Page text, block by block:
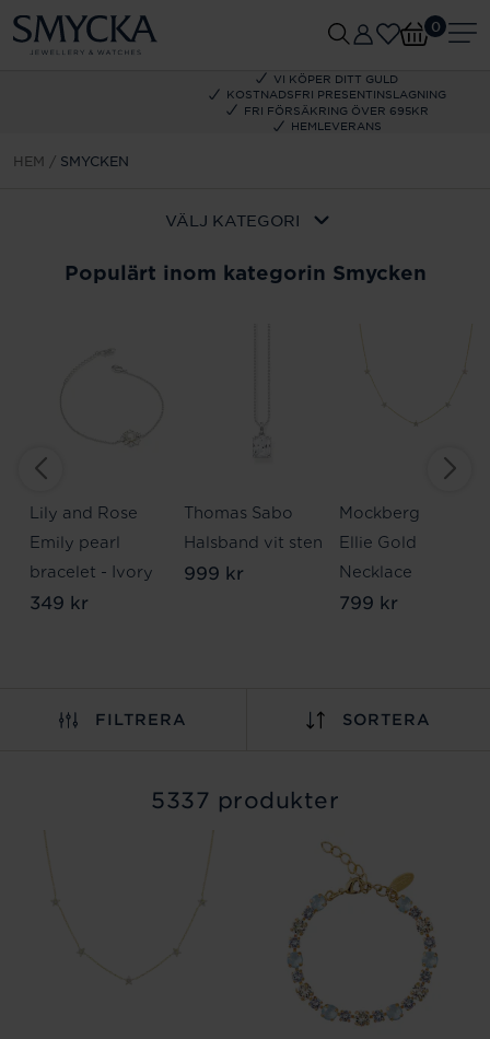
VI KÖPER DITT GULD
KOSTNADSFRI PRESENTINSLAGNING
FRI FÖRSÄKRING ÖVER 695KR
HEMLEVERANS
0
HEM SMYCKEN
VÄLJ KATEGORI
Populärt inom kategorin Smycken
Lily and Rose
Emily pearl
bracelet - Ivory
349 kr
Thomas Sabo
Halsband vit sten
999 kr
Mockberg
Ellie Gold
Necklace
799 kr
FILTRERA SORTERA
5337 produkter